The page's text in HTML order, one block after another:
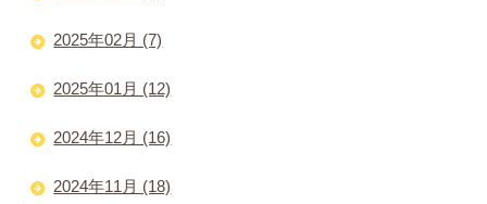
2025年02月 (7)
2025年01月 (12)
2024年12月 (16)
2024年11月 (18)